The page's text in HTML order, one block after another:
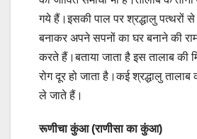
गये हैं।इसकी पाल पर श्रद्धालु पत्थरों
बनाकर अपने सपनों का घर बनाने की
करते हैं।बताया जाता है इस तालाब की
रोग दूर हो जाता है।कई श्रद्धालु
ले जाते हैं।
रूणीचा कुंआ (राणीसा का कुंआ)